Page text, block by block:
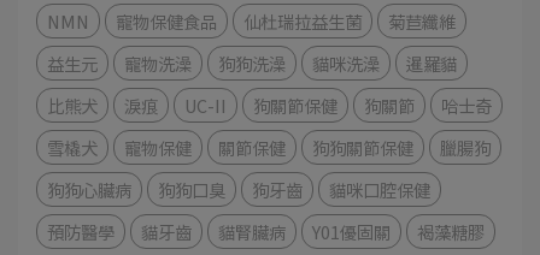
NMN
寵物保健食品 仙杜瑞拉益生菌
菊苣纖維
益生元
寵物洗澡 狗狗洗澡 貓咪洗澡
暹羅貓
比熊犬
淚痕 UC-II 狗關節保健 狗關節
哈士奇
雪橇犬
寵物保健 關節保健 狗狗關節保健
臘腸狗
狗狗心臟病
狗狗口臭 狗牙齒
貓咪口腔保健
預防醫學
貓牙齒 貓腎臟病 Y01優固關
褐藻糖膠